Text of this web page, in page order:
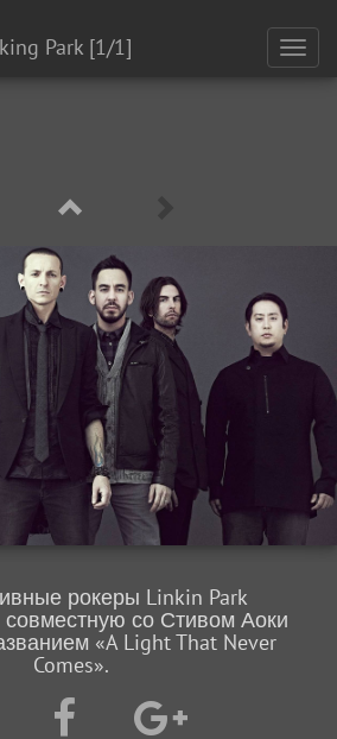
Park [1/1]
рокеры Linkin Park
со Стивом Аоки
«A Light That Never
Comes».